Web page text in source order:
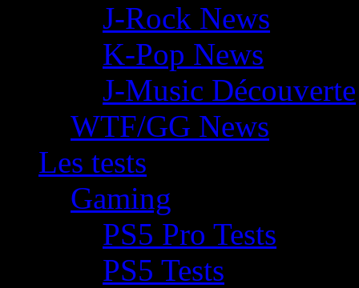
J-Rock News
K-Pop News
J-Music Découverte
WTF/GG News
Les tests
Gaming
PS5 Pro Tests
PS5 Tests